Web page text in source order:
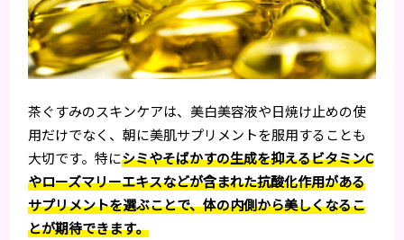
茶ぐすみのスキンケアは、美白美容液や日焼け止めの使
用だけでなく、朝に美肌サプリメントを服用することも
大切です。特にシミやそばかすの生成を抑えるビタミンC
やローズマリーエキスなどが含まれた抗酸化作用がある
サプリメントを選ぶことで、体の内側から美しくなるこ
とが期待できます。